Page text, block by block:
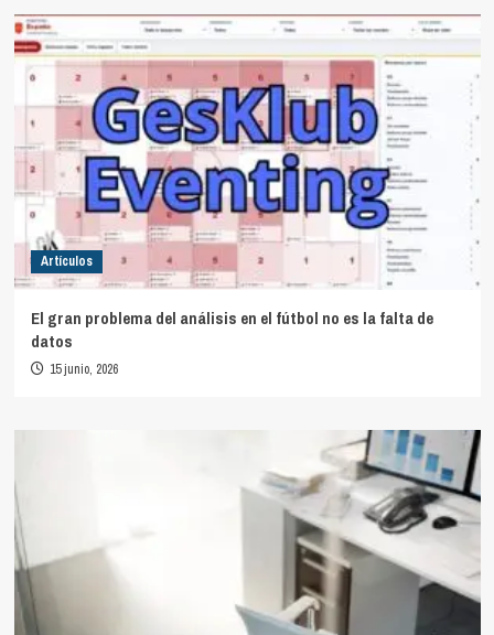
Artículos
El gran problema del análisis en el fútbol no es la falta de
datos
15 junio, 2026